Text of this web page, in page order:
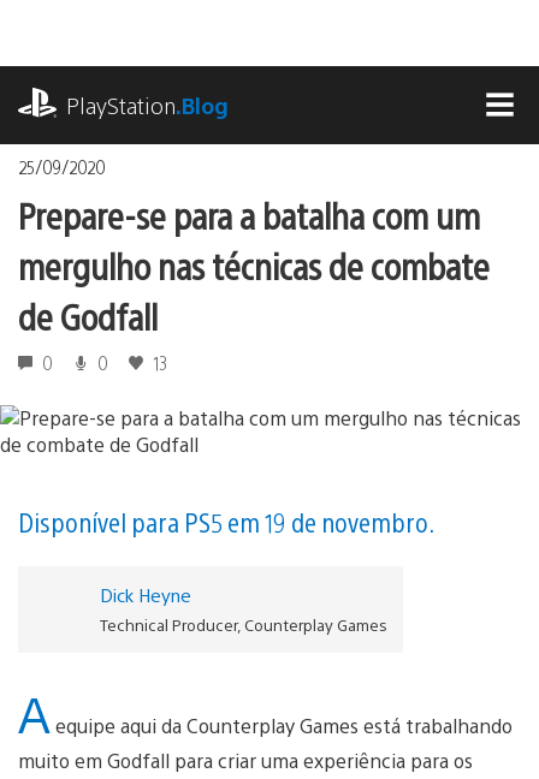
o
conteúdo
PlayStation.Blog
25/09/2020
Prepare-se para a batalha com um
mergulho nas técnicas de combate
de Godfall
0 0 13
Disponível para PS5 em 19 de novembro.
Dick Heyne
Technical Producer, Counterplay Games
A equipe aqui da Counterplay Games está trabalhando
muito em Godfall para criar uma experiência para os